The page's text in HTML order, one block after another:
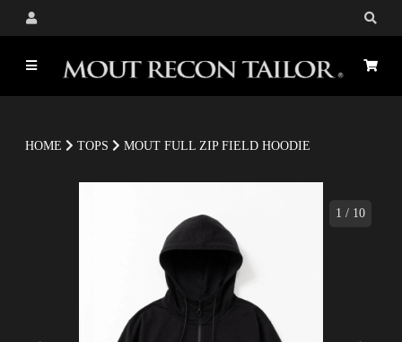
HOME TOPS MOUT FULL ZIP FIELD HOODIE
1 / 10